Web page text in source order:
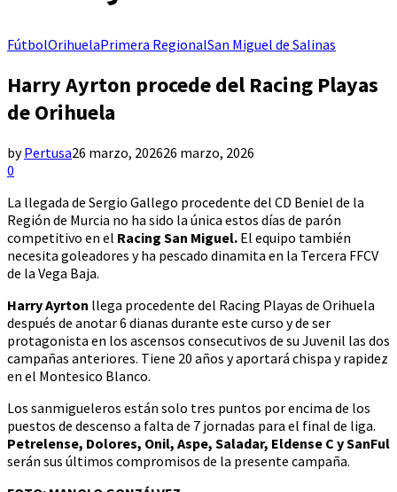
FútbolOrihuelaPrimera RegionalSan Miguel de Salinas
Harry Ayrton procede del Racing Playas
de Orihuela
byPertusa26 marzo, 202626 marzo, 2026
0
La llegada de Sergio Gallego procedente del CD Beniel de la
Región de Murcia no ha sido la única estos días de parón
competitivo en el Racing San Miguel. El equipo también
necesita goleadores y ha pescado dinamita en la Tercera FFCV
de la Vega Baja.
Harry Ayrton llega procedente del Racing Playas de Orihuela
después de anotar 6 dianas durante este curso y de ser
protagonista en los ascensos consecutivos de su Juvenil las dos
campañas anteriores. Tiene 20 años y aportará chispa y rapidez
en el Montesico Blanco.
Los sanmigueleros están solo tres puntos por encima de los
puestos de descenso a falta de 7 jornadas para el final de liga.
Petrelense, Dolores, Onil, Aspe, Saladar, Eldense C y SanFul
serán sus últimos compromisos de la presente campaña.